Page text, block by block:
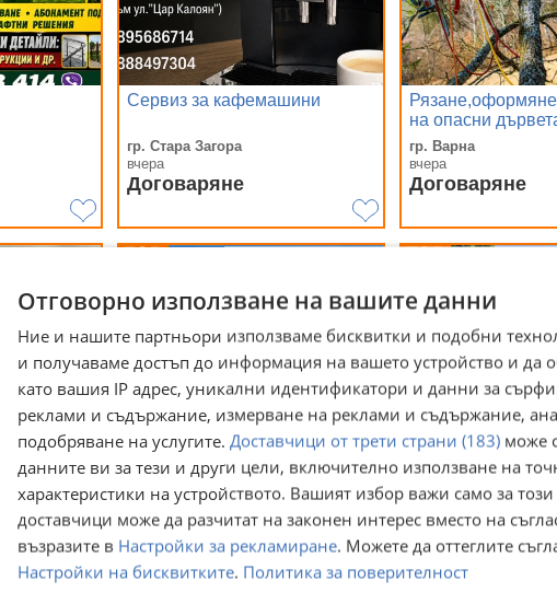
Сервиз за кафемашини
гр. Стара Загора
вчера
Договаряне
на опасни
гр. Варна
вчера
Договаряне
на вода с
Косене на трева! Безплатен
оглед! Lawn Care Services!
гр. София, Симеоново
вчера
Рязане и
с автовишка
гр. Перник
вчера
Отговорно използване на вашите данни
Ние и нашите партньори използваме бисквитки и подобни
и получаваме достъп до информация на вашето устройство и да
като вашия IP адрес, уникални идентификатори и данни за
реклами и съдържание, измерване на реклами и съдържание,
подобряване на услугите. Доставчици от трети страни (183) може
данните ви за тези и други цели, включително използване на
характеристики на устройството. Вашият избор важи само за
доставчици може да разчитат на законен интерес вместо на
възразите в Настройки за рекламиране. Можете да оттеглите
Настройки на бисквитките. Политика за поверителност